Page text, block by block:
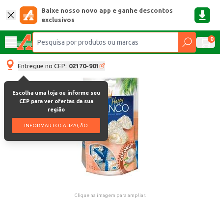
Baixe nosso novo app e ganhe descontos
exclusivos
0
Entregue no CEP: 02170-901
Escolha uma loja ou informe seu
CEP para ver ofertas da sua
região
INFORMAR LOCALIZAÇÃO
Clique na imagem para ampliar.